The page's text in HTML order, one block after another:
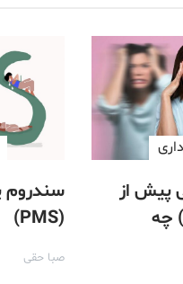
پیش از
قاعدگی (PMDD) چه
سندروم
(PMS)
صبا حقی